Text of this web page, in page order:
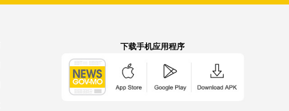
下载手机应用程序